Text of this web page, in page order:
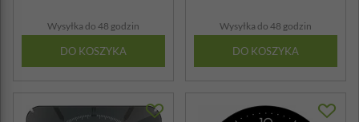
Wysyłka do 48 godzin
DO KOSZYKA
Wysyłka do 48 godzin
DO KOSZYKA